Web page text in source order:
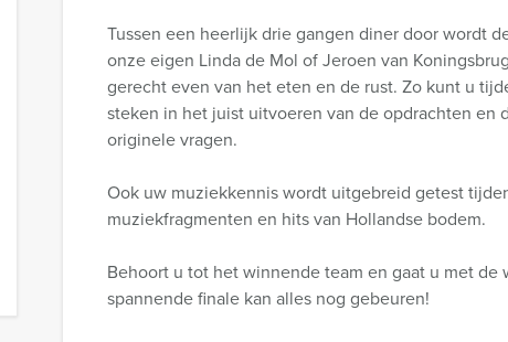
Tussen een heerlijk drie gangen diner door wordt
onze eigen Linda de Mol of Jeroen van
gerecht even van het eten en de rust. Zo kunt u
steken in het juist uitvoeren van de opdrachten en
originele vragen.
Ook uw muziekkennis wordt uitgebreid getest
muziekfragmenten en hits van Hollandse bodem.
Behoort u tot het winnende team en gaat u met de
spannende finale kan alles nog gebeuren!